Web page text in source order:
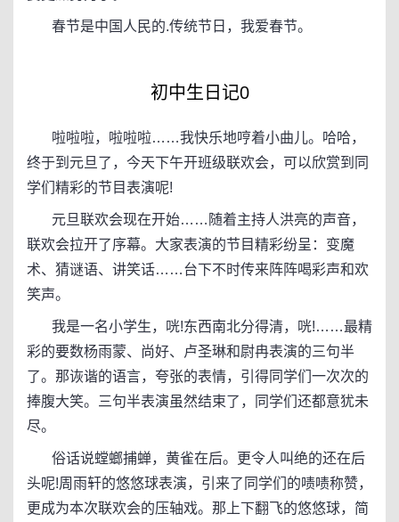
春节是中国人民的.传统节日，我爱春节。
初中生日记0
啦啦啦，啦啦啦……我快乐地哼着小曲儿。哈哈，
终于到元旦了，今天下午开班级联欢会，可以欣赏到同
学们精彩的节目表演呢!
元旦联欢会现在开始……随着主持人洪亮的声音，
联欢会拉开了序幕。大家表演的节目精彩纷呈：变魔
术、猜谜语、讲笑话……台下不时传来阵阵喝彩声和欢
笑声。
我是一名小学生，咣!东西南北分得清，咣!……最精
彩的要数杨雨蒙、尚好、卢圣琳和尉冉表演的三句半
了。那诙谐的语言，夸张的表情，引得同学们一次次的
捧腹大笑。三句半表演虽然结束了，同学们还都意犹未
尽。
俗话说螳螂捕蝉，黄雀在后。更令人叫绝的还在后
头呢!周雨轩的悠悠球表演，引来了同学们的啧啧称赞，
更成为本次联欢会的压轴戏。那上下翻飞的悠悠球，简